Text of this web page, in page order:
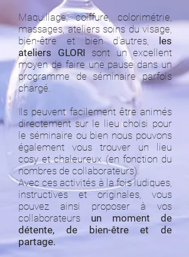
Maquillage, coiffure, colorimétrie,
massages, ateliers soins du visage,
bien-être et bien d'autres,
les
ateliers GLORI sont un excellent
moyen de faire une pause dans un
programme de séminaire parfois
chargé.
Ils peuvent facilement être animés
directement sur le lieu choisi pour
le séminaire ou bien nous pouvons
également vous trouver un lieu
cosy et chaleureux (en fonction du
nombres de collaborateurs).
Avec ces activités à la fois ludiques,
instructives et originales, vous
pouvez ainsi proposer à vos
collaborateurs un moment de
détente, de bien-être et de
partage.